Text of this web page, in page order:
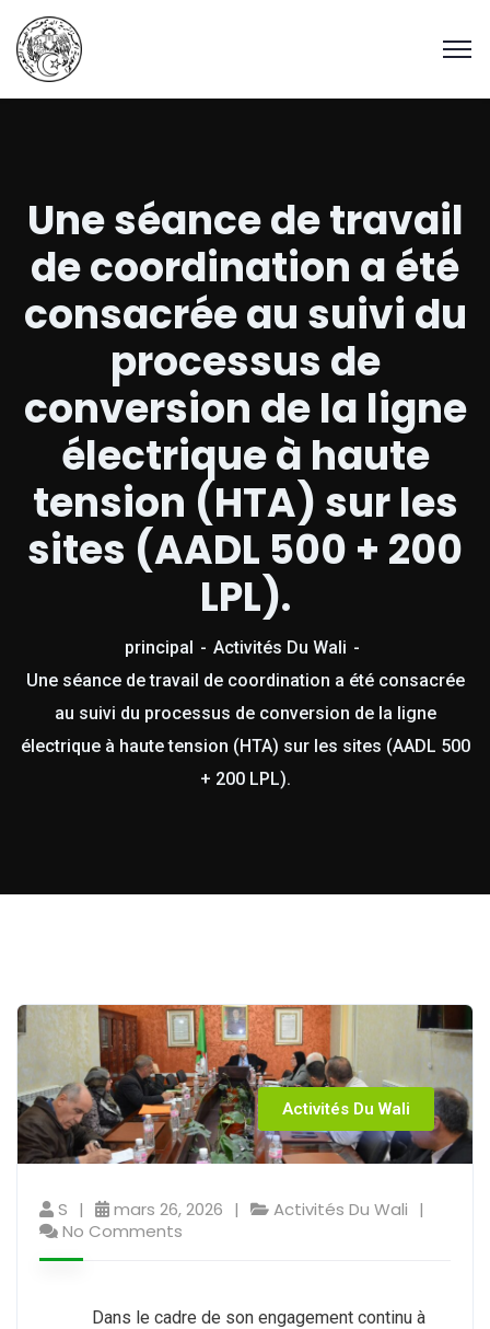
Une séance de travail
de coordination a été
consacrée au suivi du
processus de
conversion de la ligne
électrique à haute
tension (HTA) sur les
sites (AADL 500 + 200
LPL).
principal
Activités Du Wali
Une séance de travail de coordination a été consacrée
au suivi du processus de conversion de la ligne
électrique à haute tension (HTA) sur les sites (AADL 500
+ 200 LPL).
Activités Du Wali
S mars 26, 2026
Activités Du Wali
No Comments
Dans le cadre de son engagement continu à